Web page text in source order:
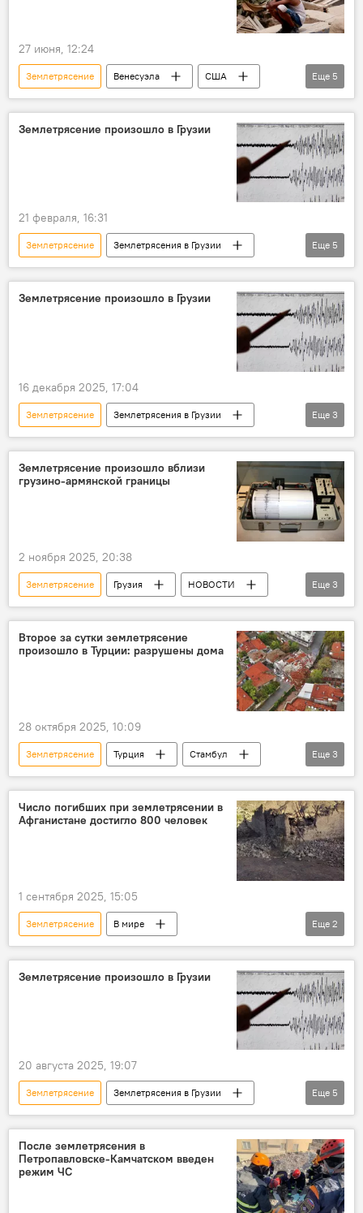
27 июня, 12:24
Землетрясение Венесуэла
США
Мексика
ПРОИСШЕСТВИЯ
Еще 5
Землетрясение произошло в Грузии
21 февраля, 16:31
Землетрясение
Землетрясения в Грузии
Грузия
НОВОСТИ
ПРОИСШЕСТВИЯ
Рача Дманиси
Еще 5
Землетрясение произошло в Грузии
16 декабря 2025, 17:04
Землетрясение
Землетрясения в Грузии
Грузия
ПРОИСШЕСТВИЯ
Еще 3
Землетрясение произошло вблизи
грузино-армянской границы
2 ноября 2025, 20:38
Землетрясение Грузия
НОВОСТИ
ПРОИСШЕСТВИЯ
Землетрясения в Грузии
Еще 3
Второе за сутки землетрясение
произошло в Турции: разрушены дома
28 октября 2025, 10:09
Землетрясение Турция
Стамбул
Черное море
НОВОСТИ В мире
Еще 3
Число погибших при землетрясении в
Афганистане достигло 800 человек
1 сентября 2025, 15:05
Землетрясение
В мире
ПРОИСШЕСТВИЯ
Афганистан
Еще 2
Землетрясение произошло в Грузии
20 августа 2025, 19:07
Землетрясение
Землетрясения в Грузии
НОВОСТИ
Грузия
ПРОИСШЕСТВИЯ
Самегрело-Земо Сванети
Еще 5
После землетрясения в
Петропавловске-Камчатском введен
режим ЧС